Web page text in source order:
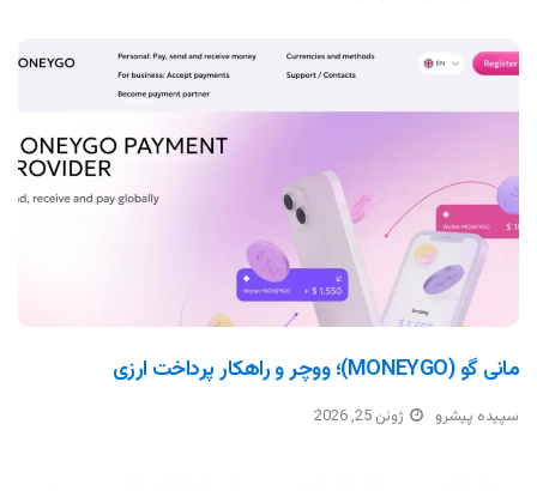
مانی گو (MONEYGO)؛ ووچر و راهکار پرداخت ارزی
سپیده پیشرو ژوئن 25, 2026